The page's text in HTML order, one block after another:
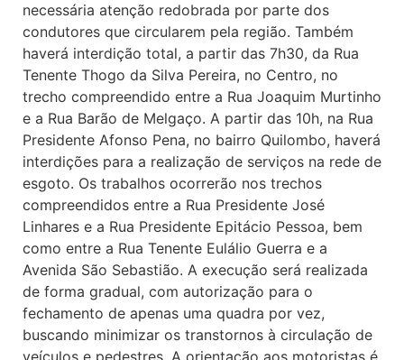
necessária atenção redobrada por parte dos
condutores que circularem pela região. Também
haverá interdição total, a partir das 7h30, da Rua
Tenente Thogo da Silva Pereira, no Centro, no
trecho compreendido entre a Rua Joaquim Murtinho
e a Rua Barão de Melgaço. A partir das 10h, na Rua
Presidente Afonso Pena, no bairro Quilombo, haverá
interdições para a realização de serviços na rede de
esgoto. Os trabalhos ocorrerão nos trechos
compreendidos entre a Rua Presidente José
Linhares e a Rua Presidente Epitácio Pessoa, bem
como entre a Rua Tenente Eulálio Guerra e a
Avenida São Sebastião. A execução será realizada
de forma gradual, com autorização para o
fechamento de apenas uma quadra por vez,
buscando minimizar os transtornos à circulação de
veículos e pedestres. A orientação aos motoristas é